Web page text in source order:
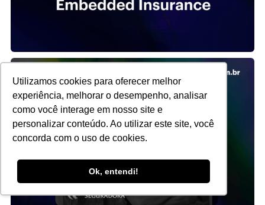
Utilizamos cookies para oferecer melhor
experiência, melhorar o desempenho, analisar
como você interage em nosso site e
personalizar conteúdo. Ao utilizar este site, você
concorda com o uso de cookies.
Ok, entendi!